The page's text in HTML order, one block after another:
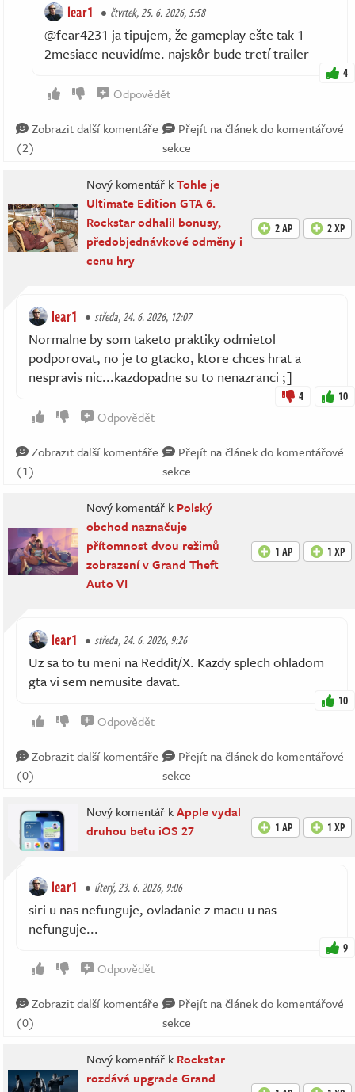
lear1 čtvrtek, 25. 6. 2026, 5:58
@fear4231 ja tipujem, že gameplay ešte tak 1-
2mesiace neuvidíme. najskôr bude tretí trailer
4
Odpovědět
Zobrazit další komentáře
(2)
Přejít na článek do komentářové
sekce
Nový komentář kTohle je
Ultimate Edition GTA 6.
Rockstar odhalil bonusy,
předobjednávkové odměny i
cenu hry
2 AP 2 XP
lear1 středa, 24. 6. 2026, 12:07
Normalne by som taketo praktiky odmietol
podporovat, no je to gtacko, ktore chces hrat a
nespravis nic...kazdopadne su to nenazranci ;]
4 10
Odpovědět
Zobrazit další komentáře
(1)
Přejít na článek do komentářové
sekce
Nový komentář k Polský
obchod naznačuje
přítomnost dvou režimů
zobrazení v Grand Theft
Auto VI
1 AP 1 XP
lear1 středa, 24. 6. 2026, 9:26
Uz sa to tu meni na Reddit/X. Kazdy splech ohladom
gta vi sem nemusite davat.
10
Odpovědět
Zobrazit další komentáře
(0)
Přejít na článek do komentářové
sekce
Nový komentář kApple vydal
druhou betu iOS 27
1 AP 1 XP
lear1 úterý, 23. 6. 2026, 9:06
siri u nas nefunguje, ovladanie z macu u nas
nefunguje...
9
Odpovědět
Zobrazit další komentáře
(0)
Přejít na článek do komentářové
sekce
Nový komentář k Rockstar
rozdává upgrade Grand